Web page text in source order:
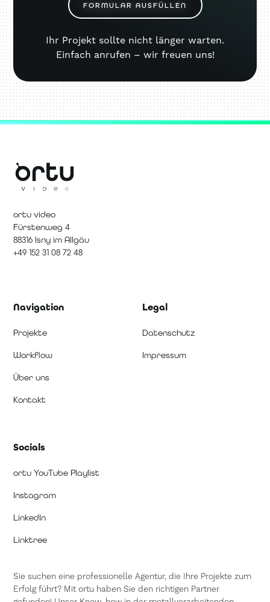
FORMULAR AUSFÜLLEN
Ihr Projekt sollte nicht länger warten.
Einfach anrufen – wir freuen uns!
ortu video
Fürstenweg 4
88316 Isny im Allgäu
+49 152 31 08 72 48
Navigation
Projekte
Workflow
Über uns
Kontakt
Legal
Datenschutz
Impressum
Socials
ortu YouTube Playlist
Instagram
LinkedIn
Linktree
Sie suchen eine professionelle Agentur, die Ihre Projekte zum
Erfolg führt? Mit ortu haben Sie den richtigen Partner